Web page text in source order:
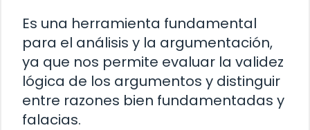
Es una herramienta fundamental
para el análisis y la argumentación,
ya que nos permite evaluar la validez
lógica de los argumentos y distinguir
entre razones bien fundamentadas y
falacias.